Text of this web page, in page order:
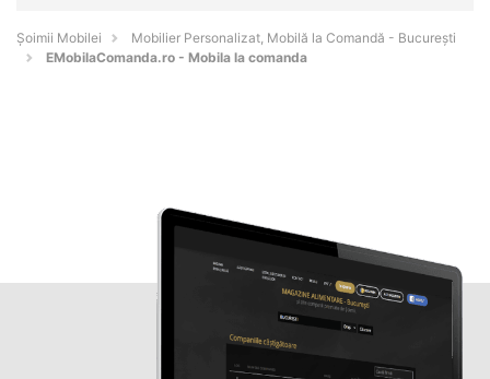
Șoimii Mobilei
Mobilier Personalizat, Mobilă la Comandă - Bucureşti
EMobilaComanda.ro - Mobila la comanda